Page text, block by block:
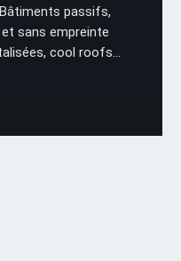
passifs,
sans empreinte
cool roofs…